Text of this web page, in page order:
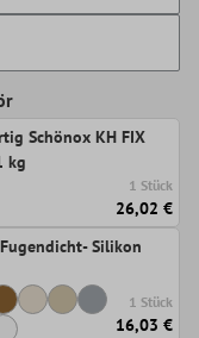
Schönox KH FIX
kg
1 Stück
26,02 €
Silikon
1 Stück
16,03 €